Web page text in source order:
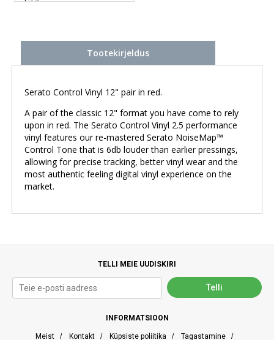
Tootekirjeldus
Serato Control Vinyl 12" pair in red.
A pair of the classic 12" format you have come to rely
upon in red. The Serato Control Vinyl 2.5 performance
vinyl features our re-mastered Serato NoiseMap™
Control Tone that is 6db louder than earlier pressings,
allowing for precise tracking, better vinyl wear and the
most authentic feeling digital vinyl experience on the
market.
TELLI MEIE UUDISKIRI
INFORMATSIOON
Meist / Kontakt / Küpsiste poliitika / Tagastamine /